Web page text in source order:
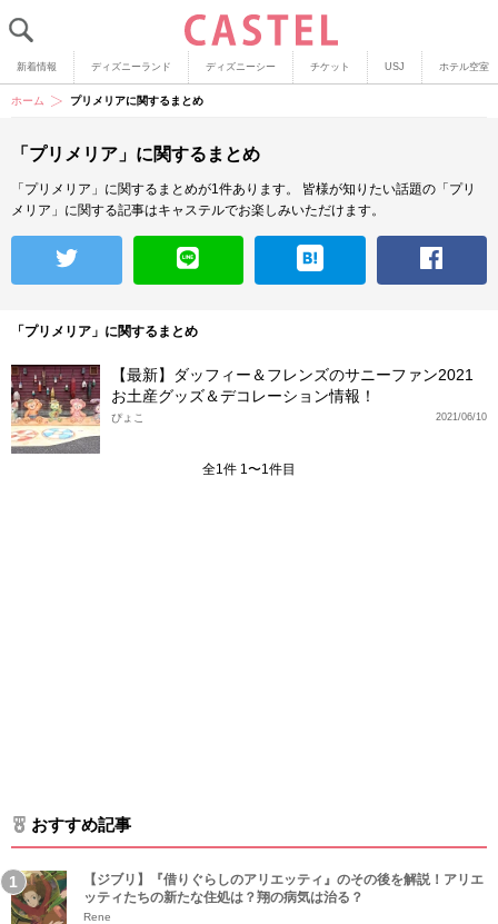
新着情報 ディズニーランド ディズニーシー チケット USJ ホテル空室
ホーム プリメリアに関するまとめ
「プリメリア」に関するまとめ
「プリメリア」に関するまとめが1件あります。
皆様が知りたい話題の「プリ
メリア」に関する記事はキャステルでお楽しみいただけます。
「プリメリア」に関するまとめ
【最新】ダッフィー＆フレンズのサニーファン2021
お土産グッズ＆デコレーション情報！
2021/06/10
ぴょこ
全1件 1〜1件目
おすすめ記事
【ジブリ】『借りぐらしのアリエッティ』のその後を解説！アリエ
ッティたちの新たな住処は？翔の病気は治る？
Rene